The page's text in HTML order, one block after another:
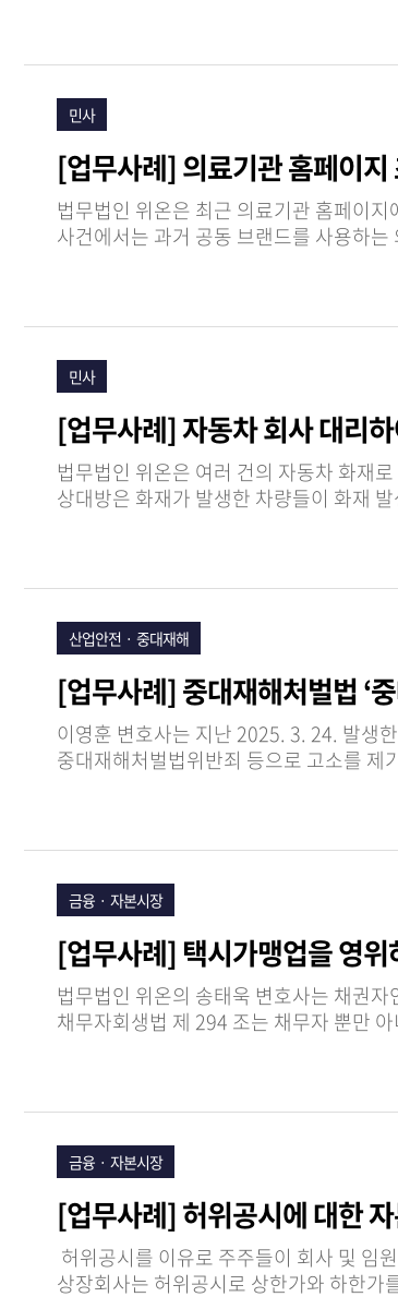
민사
[업무사례] 의료기관 홈페이
법무법인 위온은 최근 의료기관 홈페이지
사건에서는 과거 공동 브랜드를 사용하는 의료기관에 소속되어 있던 의사의 사
민사
[업무사례] 자동차 회사 대리
법무법인 위온은 여러 건의 자동차 화재로 인해 보험회사가 자동차 회사를
산업안전ㆍ 중대재해
[업무사례] 중대재해처벌법 ‘
이영훈 변호사는 지난 2025. 3. 24. 발생한 ‘강동구 명일동 싱크홀 ( 땅꺼짐 ) 사망사고’ 유족들을 대리하여 자치단체장 , 시공사 대표자 등을 상대로
중대재해처벌법위반죄 등으로 고소를 제기하였습니다 . 사고로부터 1 년이 다 되가는 현재 실질적인 피해보상과 관련자 문
금융ㆍ 자본시장
[업무사례] 택시가맹업을 영
법무법인 위온의 송태욱 변호사는 채권자인 금융회사를 대리하여 , 법인인 채무자에 대한 파산을 신청하여 채무자에 대한 파산선고결정 을 이끌어 냈습니다 .
금융ㆍ 자본시장
[업무사례] 허위공시에 대한
허위공시를 이유로 주주들이 회사 및 임원 ( 이사 , 감사 ) 를 상대로 제기한 손해배상소송에서 , 법무법인 위온은 회사 및 임원들을 대리하